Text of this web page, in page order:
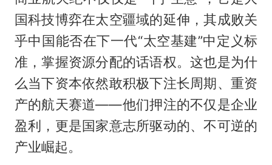
国科技博弈在太空疆域的延伸，其成败关
乎中国能否在下一代“太空基建”中定义标
准，掌握资源分配的话语权。这也是为什
么当下资本依然敢积极下注长周期、重资
产的航天赛道——他们押注的不仅是企业
盈利，更是国家意志所驱动的、不可逆的
产业崛起。